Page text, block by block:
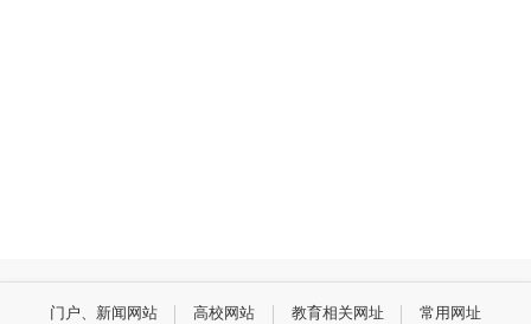
门户、新闻网站 高校网站 教育相关网址 常用网址